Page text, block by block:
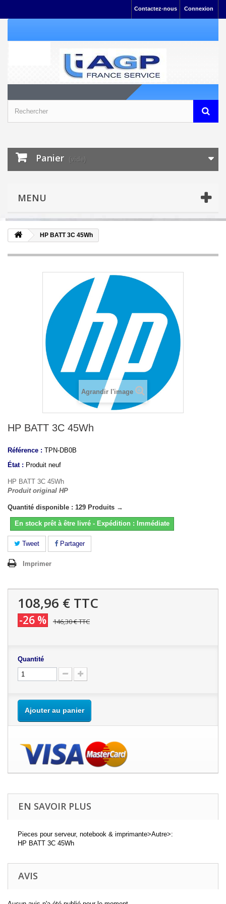
Connexion
Contactez-nous
Panier (vide)
MENU
HP BATT 3C 45Wh
Agrandir l'image
HP BATT 3C 45Wh
Référence : TPN-DB0B
État : Produit neuf
HP BATT 3C 45Wh
Produit original HP
Quantité disponible : 129 Produits →
En stock prêt à être livré - Expédition : Immédiate
Tweet Partager
Imprimer
108,96 € TTC
-26 % 146,30 €TTC
Quantité
Ajouter au panier
EN SAVOIR PLUS
Pieces pour serveur, notebook & imprimante>Autre>:
HP BATT 3C 45Wh
AVIS